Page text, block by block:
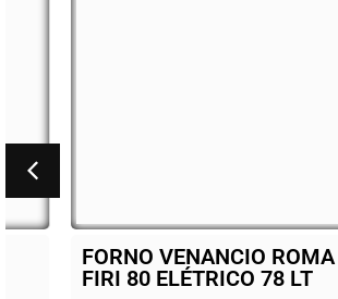
FORNO VENANCIO ROMA INOX
FIRI 80 ELÉTRICO 78 LT